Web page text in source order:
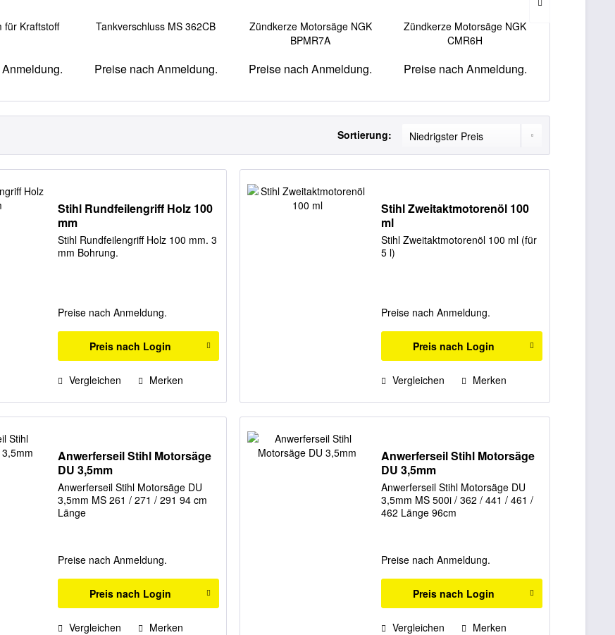
für Kraftstoff Tankverschluss MS 362CB
Preise nach Anmeldung.
Zündkerze Motorsäge NGK
BPMR7A
Preise nach Anmeldung.
Zündkerze Motorsäge NGK
CMR6H
Preise nach Anmeldung.
Sortierung:
Stihl Rundfeilengriff Holz 100
mm
Stihl Rundfeilengriff Holz 100 mm. 3
mm Bohrung.
Preise nach Anmeldung.
Preis nach Login
Vergleichen Merken
Stihl Zweitaktmotorenöl 100
ml
Stihl Zweitaktmotorenöl 100 ml (für
5 l)
Preise nach Anmeldung.
Preis nach Login
Vergleichen Merken
Anwerferseil Stihl Motorsäge
DU 3,5mm
Anwerferseil Stihl Motorsäge DU
3,5mm MS 261 / 271 / 291 94 cm
Länge
Preise nach Anmeldung.
Preis nach Login
Vergleichen Merken
Anwerferseil Stihl Motorsäge
DU 3,5mm
Anwerferseil Stihl Motorsäge DU
3,5mm MS 500i / 362 / 441 / 461 /
462 Länge 96cm
Preise nach Anmeldung.
Preis nach Login
Vergleichen Merken